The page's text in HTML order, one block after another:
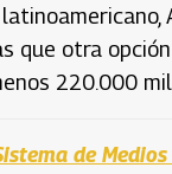
que otra
220.000
de